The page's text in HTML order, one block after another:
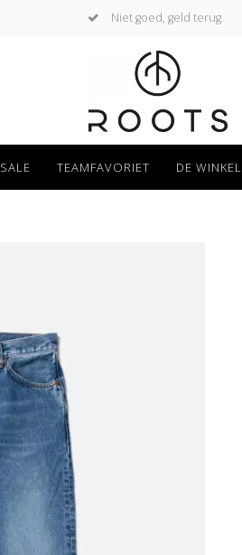
Niet goed, geld terug
SALE TEAMFAVORIET DE WINKEL